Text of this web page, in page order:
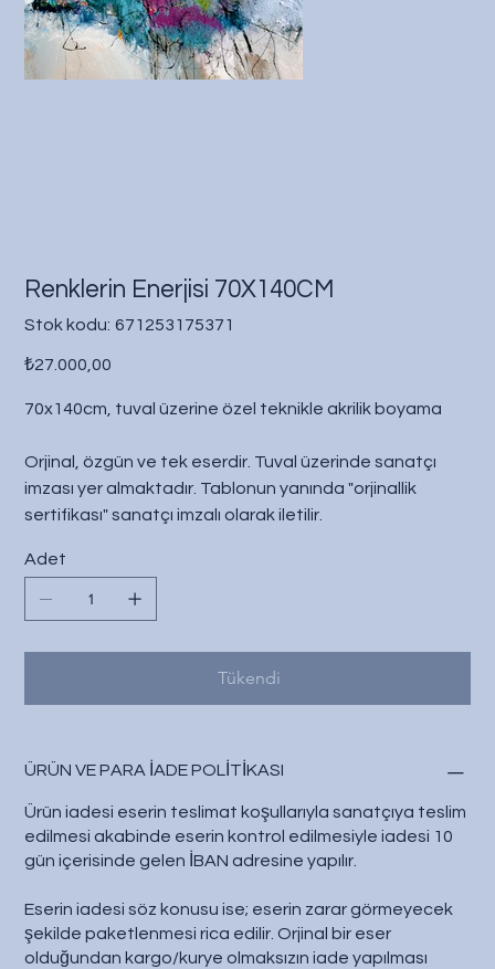
Renklerin Enerjisi 70X140CM
Stok kodu: Stok
kodu:
671253175371
Fiyat
₺27.000,00
70x140cm, tuval üzerine özel teknikle akrilik boyama
Orjinal, özgün ve tek eserdir. Tuval üzerinde sanatçı
imzası yer almaktadır. Tablonun yanında "orjinallik
sertifikası" sanatçı imzalı olarak iletilir.
Adet
Tükendi
ÜRÜN VE PARA İADE POLİTİKASI
Ürün iadesi eserin teslimat koşullarıyla sanatçıya teslim
edilmesi akabinde eserin kontrol edilmesiyle iadesi 10
gün içerisinde gelen İBAN adresine yapılır.
Eserin iadesi söz konusu ise; eserin zarar görmeyecek
şekilde paketlenmesi rica edilir. Orjinal bir eser
olduğundan kargo/kurye olmaksızın iade yapılması